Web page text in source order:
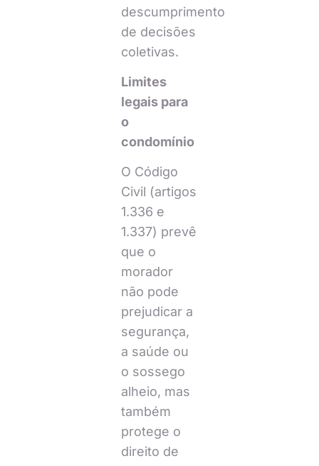
descumprimento
de decisões
coletivas.
Limites
legais para
o
condomínio
O Código
Civil (artigos
1.336 e
1.337) prevê
que o
morador
não pode
prejudicar a
segurança,
a saúde ou
o sossego
alheio, mas
também
protege o
direito de